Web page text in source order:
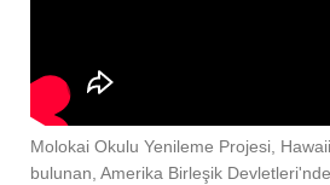
Molokai Okulu Yenileme Projesi,
bulunan, Amerika Birleşik